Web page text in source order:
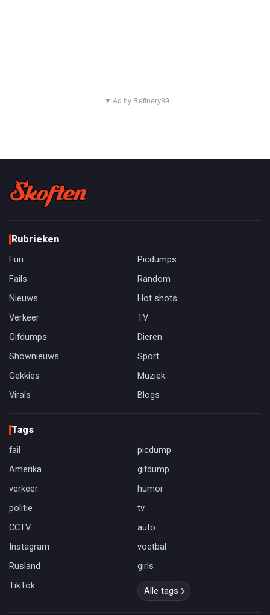
▼ Ad by Refinery89
Rubrieken
Fun
Picdumps
Fails
Random
Nieuws
Hot shots
Verkeer
TV
Gifdumps
Dieren
Shownieuws
Sport
Gekkies
Muziek
Virals
Blogs
Tags
fail
picdump
Amerika
gifdump
verkeer
humor
politie
tv
CCTV
auto
Instagram
voetbal
Rusland
girls
TikTok
Alle tags